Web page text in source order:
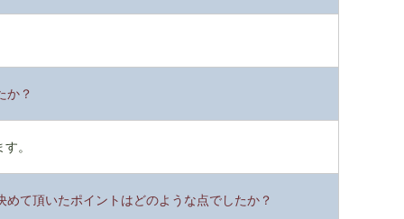
か？
。
て頂いたポイントはどのような点でしたか？